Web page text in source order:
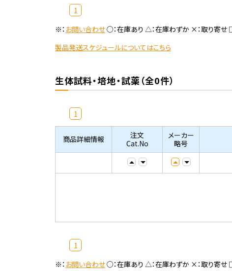
1
※： お問い合わせ○：在庫あり △：在庫わずか ×：取り寄せ
製品発送スケジュールについてはこちら
生体試料・培地・試薬（全0件）
1
商品詳細情報
注文
Cat.No
メーカー
略号
1
※： お問い合わせ○：在庫あり △：在庫わずか ×：取り寄せ